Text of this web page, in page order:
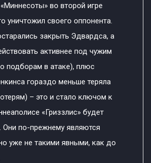
во второй игре
уничтожил своего оппонента.
закрыть Эдвардса, а
активнее под чужим
подборам в атаке), плюс
гораздо меньше теряла
– это и стало ключом к
«Гриззлис» будет
Они по-прежнему являются
уже не такими явными, как до